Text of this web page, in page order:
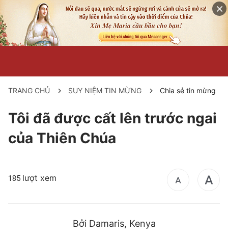
TRANG CHỦ SUY NIỆM TIN MỪNG Chia sẻ tin mừng
Tôi đã được cất lên trước ngai
của Thiên Chúa
185 lượt xem
Bởi Damaris, Kenya